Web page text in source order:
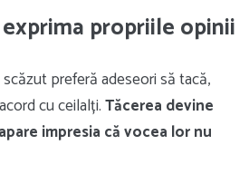
propriile opinii
preferă adeseori să tacă,
cu ceilalți.Tăcerea devine
impresia că vocea lor nu